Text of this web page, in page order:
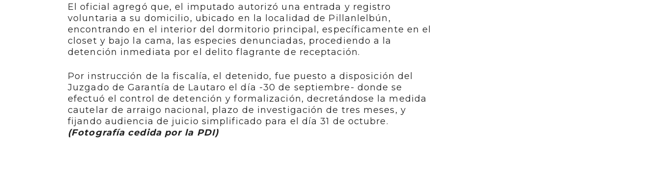
El oficial agregó que, el imputado autorizó una entrada y registro
voluntaria a su domicilio, ubicado en la localidad de Pillanlelbún,
encontrando en el interior del dormitorio principal, específicamente en el
closet y bajo la cama, las especies denunciadas, procediendo a la
detención inmediata por el delito flagrante de receptación.
Por instrucción de la fiscalía, el detenido, fue puesto a disposición del
Juzgado de Garantía de Lautaro el día -30 de septiembre- donde se
efectuó el control de detención y formalización, decretándose la medida
cautelar de arraigo nacional, plazo de investigación de tres meses, y
fijando audiencia de juicio simplificado para el día 31 de octubre.
(Fotografía cedida por la PDI)